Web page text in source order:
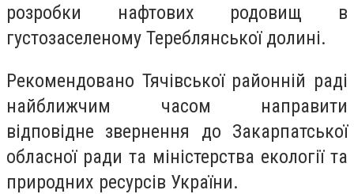
розробки нафтових родовищ в
густозаселеному Тереблянської долині.
Рекомендовано Тячівської районній раді
найближчим часом направити
відповідне звернення до Закарпатської
обласної ради та міністерства екології та
природних ресурсів України.